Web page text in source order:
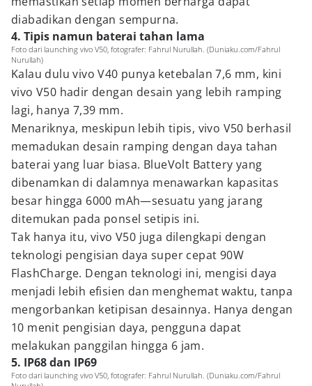
diabadikan dengan sempurna.
4. Tipis namun baterai tahan lama
Foto dari launching vivo V50, fotografer: Fahrul Nurullah. (Duniaku.com/Fahrul
Nurullah)
Kalau dulu vivo V40 punya ketebalan 7,6 mm, kini
vivo V50 hadir dengan desain yang lebih ramping
lagi, hanya 7,39 mm.
Menariknya, meskipun lebih tipis, vivo V50 berhasil
memadukan desain ramping dengan daya tahan
baterai yang luar biasa. BlueVolt Battery yang
dibenamkan di dalamnya menawarkan kapasitas
besar hingga 6000 mAh—sesuatu yang jarang
ditemukan pada ponsel setipis ini.
Tak hanya itu, vivo V50 juga dilengkapi dengan
teknologi pengisian daya super cepat 90W
FlashCharge. Dengan teknologi ini, mengisi daya
menjadi lebih efisien dan menghemat waktu, tanpa
mengorbankan ketipisan desainnya. Hanya dengan
10 menit pengisian daya, pengguna dapat
melakukan panggilan hingga 6 jam.
5. IP68 dan IP69
Foto dari launching vivo V50, fotografer: Fahrul Nurullah. (Duniaku.com/Fahrul